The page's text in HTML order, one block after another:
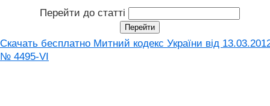
Перейти до статті
Скачать бесплатно Митний кодекс України від
№ 4495-VI